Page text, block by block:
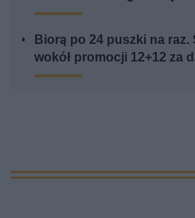
Biorą po 24 puszki na raz.
wokół promocji 12+12 za